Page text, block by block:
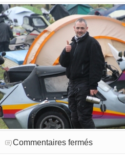
Commentaires ferméssur
Millevaches